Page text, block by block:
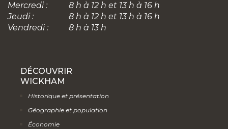
Mercredi :
8 h à 12 h et 13 h à 16 h
Jeudi :
8 h à 12 h et 13 h à 16 h
Vendredi :
8 h à 13 h
DÉCOUVRIR
WICKHAM
Historique et présentation
Géographie et population
Économie